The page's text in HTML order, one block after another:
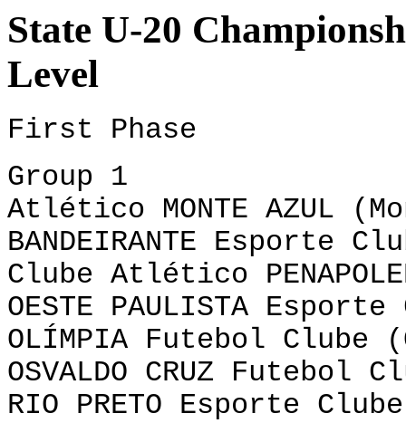
State U-20
Level
First Phase
Group 1
Atlético MONTE AZUL
BANDEIRANTE Esporte
Clube Atlético
OESTE PAULISTA
OLÍMPIA Futebol Clube
OSVALDO CRUZ Futebol
RIO PRETO Esporte